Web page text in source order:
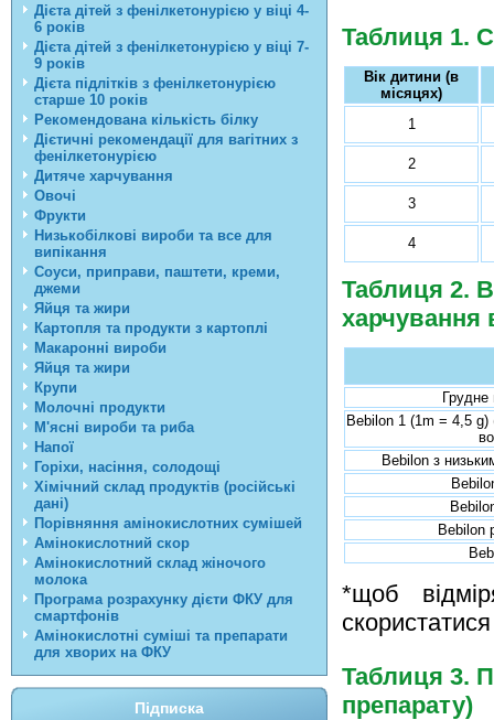
Дієта дітей з фенілкетонурією у віці 4-
6 років
Дієта дітей з фенілкетонурією у віці 7-
9 років
Дієта підлітків з фенілкетонурією
старше 10 років
Рекомендована кількість білку
Дієтичні рекомендації для вагітних з
фенілкетонурією
Дитяче харчування
Овочі
Фрукти
Низькобілкові вироби та все для
випікання
Соуси, приправи, паштети, креми,
джеми
Яйця та жири
Картопля та продукти з картоплі
Макаронні вироби
Яйця та жири
Крупи
Молочні продукти
М'ясні вироби та риба
Напої
Горіхи, насіння, солодощі
Хімічний склад продуктів (російські
дані)
Порівняння амінокислотних сумішей
Амінокислотний скор
Амінокислотний склад жіночого
молока
Програма розрахунку дієти ФКУ для
смартфонів
Амінокислотні суміші та препарати
для хворих на ФКУ
Підписка
Таблиця 1.
Вік дитини (в
місяцях)
1
2
3
4
Таблиця 2.
харчування
Грудне
Bebilon 1 (1m = 4,5
Bebilon з
Bebilon
*щоб
Таблиця 3.
препарату)